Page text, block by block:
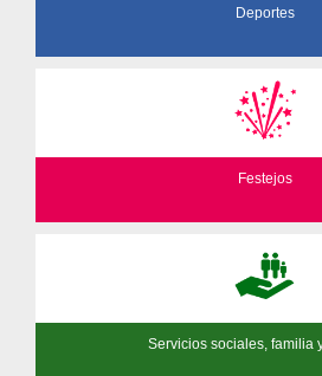
Deportes
Festejos
Servicios sociales, familia